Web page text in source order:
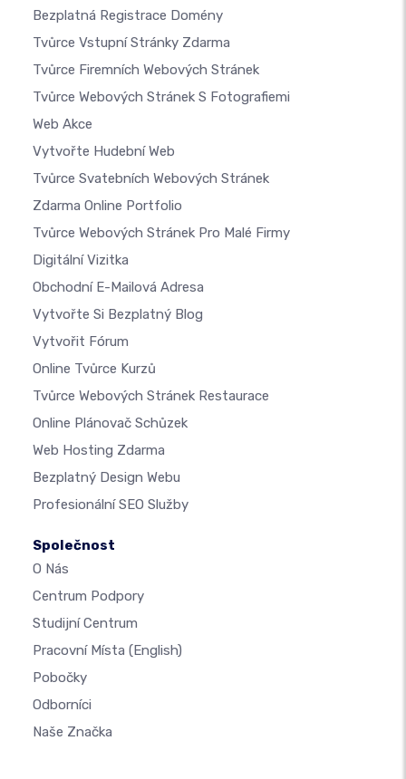
Bezplatná Registrace Domény
Tvůrce Vstupní Stránky Zdarma
Tvůrce Firemních Webových Stránek
Tvůrce Webových Stránek S Fotografiemi
Web Akce
Vytvořte Hudební Web
Tvůrce Svatebních Webových Stránek
Zdarma Online Portfolio
Tvůrce Webových Stránek Pro Malé Firmy
Digitální Vizitka
Obchodní E-Mailová Adresa
Vytvořte Si Bezplatný Blog
Vytvořit Fórum
Online Tvůrce Kurzů
Tvůrce Webových Stránek Restaurace
Online Plánovač Schůzek
Web Hosting Zdarma
Bezplatný Design Webu
Profesionální SEO Služby
Společnost
O Nás
Centrum Podpory
Studijní Centrum
Pracovní Místa (English)
Pobočky
Odborníci
Naše Značka